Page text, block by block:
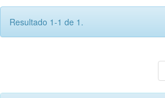
Resultado 1-1 de 1.